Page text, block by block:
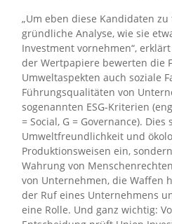
„Um eben diese Kandidaten
gründliche Analyse, wie sie
Investment vornehmen“,
der Wertpapiere bewerten die
Umweltaspekten auch soziale
Führungsqualitäten von
sogenannten ESG-Kriterien
= Social, G = Governance).
Umweltfreundlichkeit und
Produktionsweisen ein,
Wahrung von
von Unternehmen, die Waffen
der Ruf eines Unternehmens
eine Rolle. Und ganz wichtig: